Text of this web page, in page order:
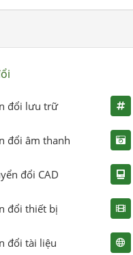
đổi lưu trữ
đổi âm thanh
đổi CAD
đổi thiết bị
đổi tài liệu